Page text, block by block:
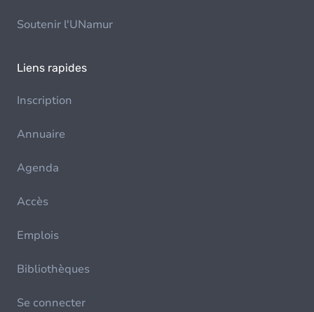
Soutenir l'UNamur
Liens rapides
Inscription
Annuaire
Agenda
Accès
Emplois
Bibliothèques
Se connecter